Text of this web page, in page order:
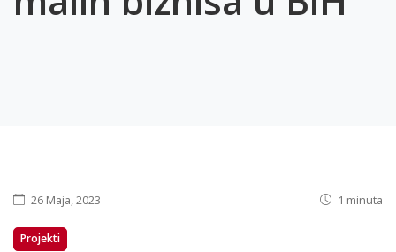
26 Maja, 2023 1 minuta
Projekti